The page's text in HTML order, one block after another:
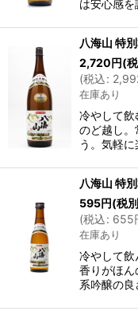
は安心感を
八海山 特
2,720円(
(税込:
在庫あり
冷やして飲
のど越し
う。気軽に
八海山 特
595円(税
(税込: 655
在庫あり
冷やして
香りがほ
系吟醸の良